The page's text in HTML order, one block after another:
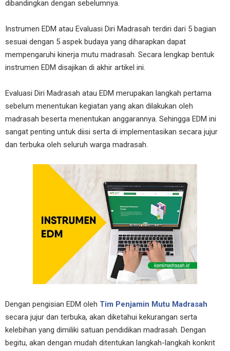
dibandingkan dengan sebelumnya.
Instrumen EDM atau Evaluasi Diri Madrasah terdiri dari 5 bagian
sesuai dengan 5 aspek budaya yang diharapkan dapat
mempengaruhi kinerja mutu madrasah. Secara lengkap bentuk
instrumen EDM disajikan di akhir artikel ini.
Evaluasi Diri Madrasah atau EDM merupakan langkah pertama
sebelum menentukan kegiatan yang akan dilakukan oleh
madrasah beserta menentukan anggarannya. Sehingga EDM ini
sangat penting untuk diisi serta di implementasikan secara jujur
dan terbuka oleh seluruh warga madrasah.
Dengan pengisian EDM oleh Tim Penjamin Mutu Madrasah
secara jujur dan terbuka, akan diketahui kekurangan serta
kelebihan yang dimiliki satuan pendidikan madrasah. Dengan
begitu, akan dengan mudah ditentukan langkah-langkah konkrit